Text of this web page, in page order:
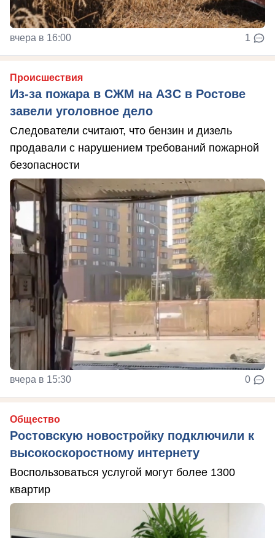
вчера в 16:00 1
Происшествия
Из-за пожара в СЖМ на АЗС в Ростове
завели уголовное дело
Следователи считают, что бензин и дизель
продавали с нарушением требований пожарной
безопасности
вчера в 15:30 0
Общество
Ростовскую новостройку подключили к
высокоскоростному интернету
Воспользоваться услугой могут более 1300
квартир